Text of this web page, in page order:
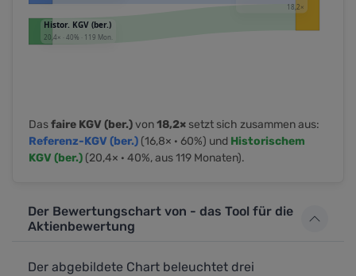
Dasfaire KGV (ber.)von18,2× setzt sich zusammen aus:
Referenz-KGV (ber.) (16,8× · 60%) und Historischem
KGV (ber.) (20,4× · 40%, aus 119 Monaten).
Der Bewertungschart von - das Tool für die
Aktienbewertung
Der abgebildete Chart beleuchtet drei